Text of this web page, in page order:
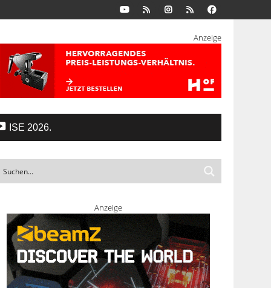
Anzeige
ISE 2026.
Anzeige